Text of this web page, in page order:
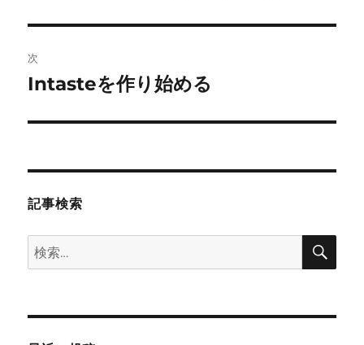
ビ
ゲ
ー
投
稿:
次
次
投
Intasteを作り始める
記事検索
検
索:
検